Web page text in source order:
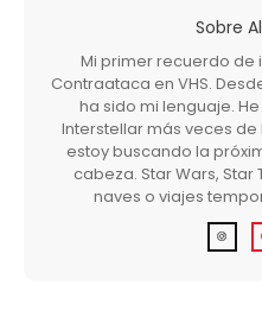
Sobre
Mi primer recuerdo de
Contraataca en VHS.
ha sido mi lenguaje.
Interstellar más veces
estoy buscando la
cabeza. Star Wars, Star
naves o viajes